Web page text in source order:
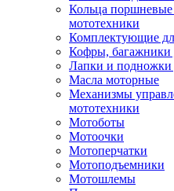
Кольца
мототехники
Комплектующие
Кофры, багажники
Лапки и подножки
Масла моторные
Механизмы
мототехники
Мотоботы
Мотоочки
Мотоперчатки
Мотоподъемники
Мотошлемы